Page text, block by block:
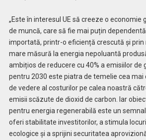
„Este în interesul UE să creeze o economie
de muncă, care să fie mai puțin
importată, printr-o eficiență crescută și
mare măsură la energia nepoluantă
ambițios de reducere cu 40% a emisiilor de
pentru 2030 este piatra de temelie cea mai
de vedere al costurilor pe calea noastră
emisii scăzute de dioxid de carbon. Iar
pentru energia regenerabilă este un
oferi stabilitate investitorilor, a stimula
ecologice și a sprijini securitatea